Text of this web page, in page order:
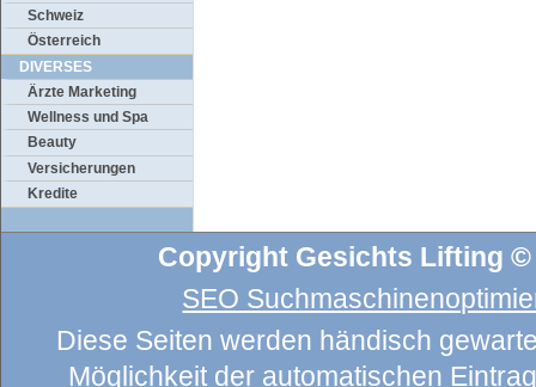
Schweiz
Österreich
DIVERSES
Ärzte Marketing
Wellness und Spa
Beauty
Versicherungen
Kredite
Copyright Gesichts Lifting ©
SEO
Diese Seiten werden händisch
Möglichkeit der automatischen